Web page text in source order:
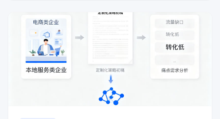
户互动与持续监测，可实现排名稳步提升。